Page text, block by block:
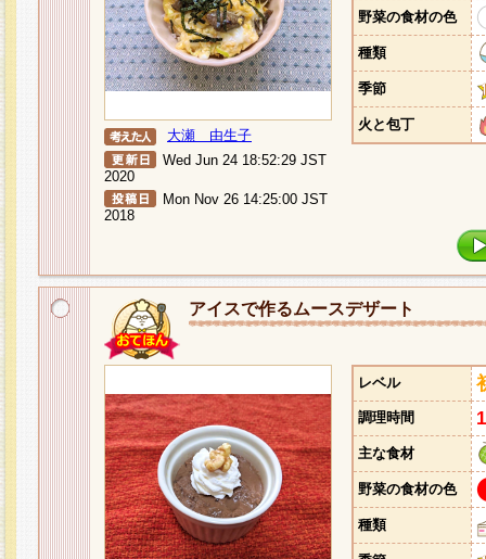
大瀬 由生子
Wed Jun 24 18:52:29 JST
2020
Mon Nov 26 14:25:00 JST
2018
野菜の食材の色
種類
季節
火と包丁
アイスで作るムースデザート
レベル
調理時間
主な食材
野菜の食材の色
種類